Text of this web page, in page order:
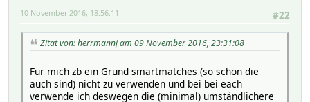
#22
10 November 2016, 18:56:11
Zitat von: herrmannj am 09 November 2016, 23:31:08
Für mich zb ein Grund smartmatches (so schön die
auch sind) nicht zu verwenden und bei bei each
verwende ich deswegen die (minimal) umständlichere